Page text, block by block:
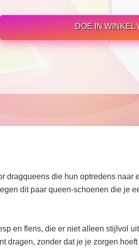
DOE IN WINKEL
dragqueens die hun optredens naar
dit paar queen-schoenen die je
en flens, die er niet alleen stijlvol
zonder dat je je zorgen